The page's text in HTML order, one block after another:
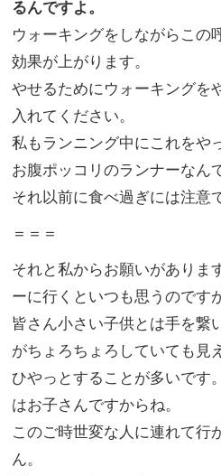
るんですよ。
ウォーキングをしながらこの
効果が上がります。
やせるためにウォーキングを
入れてください。
私もランニング中にこれをや
お腹ポッコリのランナーなん
それ以前に食べ過ぎには注意
＝＝＝
それと私からお願いがありま
ーに行くといつも思うのです
皆さん小さい子供とは手を繋
がちょろちょろしていても見
ひやっとすることが多いです
はお子さんですからね。
このご時世変な人に連れて行
ん。